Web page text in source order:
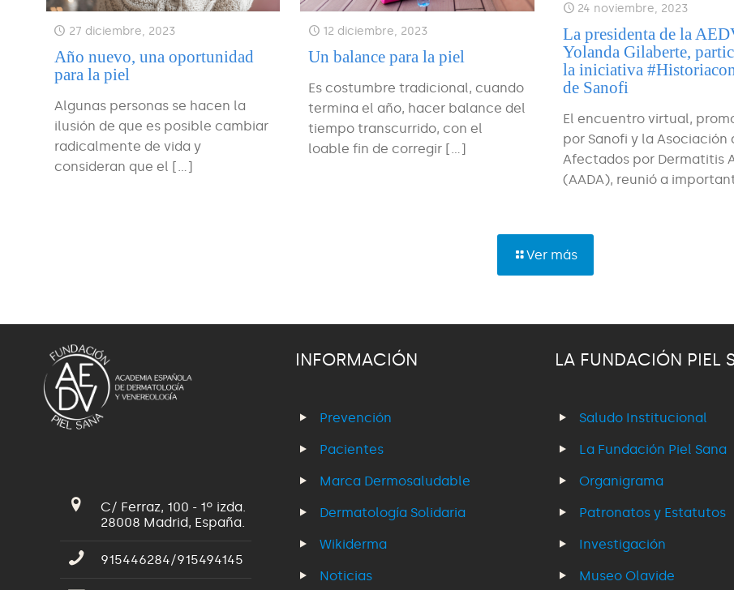
27 diciembre, 2023
Año nuevo, una oportunidad
para la piel
Algunas personas se hacen la
ilusión de que es posible cambiar
radicalmente de vida y
consideran que el […]
12 diciembre, 2023
Un balance para la piel
Es costumbre tradicional, cuando
termina el año, hacer balance del
tiempo transcurrido, con el
loable fin de corregir […]
24 noviembre, 2023
La presidenta de la
Yolanda Gilaberte,
la iniciativa
de Sanofi
El encuentro virtual,
por Sanofi y la Asociación
Afectados por Dermatitis
(AADA), reunió a
Ver más
C/ Ferraz, 100 - 1º izda.
28008 Madrid, España.
915446284/915494145
INFORMACIÓN
Prevención
Pacientes
Marca Dermosaludable
Dermatología Solidaria
Wikiderma
Noticias
LA FUNDACIÓN PIEL
Saludo Institucional
La Fundación Piel Sana
Organigrama
Patronatos y Estatutos
Investigación
Museo Olavide